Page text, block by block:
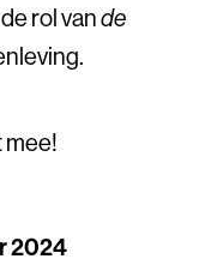
rol vande
mee!
2024